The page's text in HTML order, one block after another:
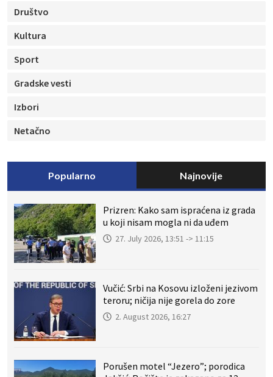
Društvo
Kultura
Sport
Gradske vesti
Izbori
Netačno
Popularno Najnovije
Prizren: Kako sam ispraćena iz grada
u koji nisam mogla ni da uđem
27. July 2026, 13:51 -> 11:15
Vučić: Srbi na Kosovu izloženi jezivom
teroru; ničija nije gorela do zore
2. August 2026, 16:27
Porušen motel “Jezero”; porodica